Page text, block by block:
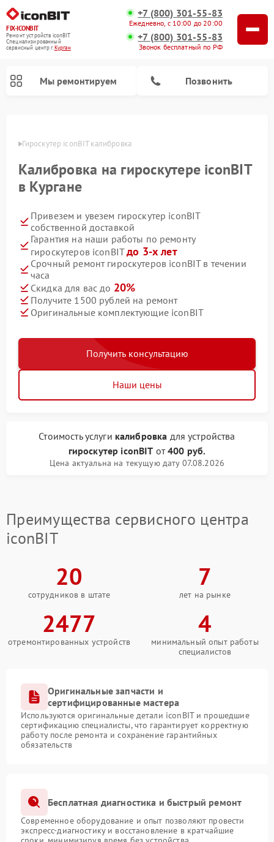
FIX-ICONBIT
Ремонт устройств iconBIT
Специализированный
cервисный центр г.Курган
+7 (800) 301-55-83
Ежедневно, с 10:00 до 20:00
+7 (800) 301-55-83
Звонок бесплатный по РФ
Мы ремонтируем Позвонить
Гироскутер iconBIT калибровка
Калибровка на гироскутере iconBIT
в Кургане
Привезем и увезем гироскутер iconBIT
собственной доставкой
Гарантия на наши работы по ремонту
гироскутеров iconBITдо 3-х лет
Срочный ремонт гироскутеров iconBIT в течении
часа
Скидка для вас до 20%
Получите 1500 рублей на ремонт
Оригинальные комплектующие iconBIT
Получить консультацию
Наши цены
Стоимость услуги калибровка для устройства
гироскутер iconBIT от400 руб.
Цена актуальна на текущую дату 07.08.2026
Преимущества сервисного центра
iconBIT
20
сотрудников в штате
7
лет на рынке
2477
отремонтированных устройств
4
минимальный опыт работы
специалистов
Оригинальные запчасти и
сертифицированные мастера
Используются оригинальные детали iconBIT и прошедшие
сертификацию специалисты, что гарантирует корректную
работу после ремонта и сохранение гарантийных
обязательств
Бесплатная диагностика и быстрый ремонт
Современное оборудование и опыт позволяют провести
экспресс-диагностику и восстановление в кратчайшие